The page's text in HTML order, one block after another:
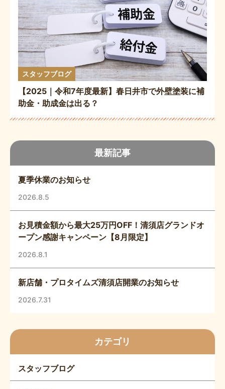
最新記事
夏季休業のお知らせ
2026.8.5
お見積金額から最大25万円OFF！清須店グランドオ
ープン感謝キャンペーン【8月限定】
2026.8.1
新店舗・プロタイムズ清須店開業のお知らせ
2026.7.31
カテゴリ
スタッフブログ
スタッフブログ
【2025｜令和7年度最新】春日井市で外壁塗装に補
助金・助成金は出る？